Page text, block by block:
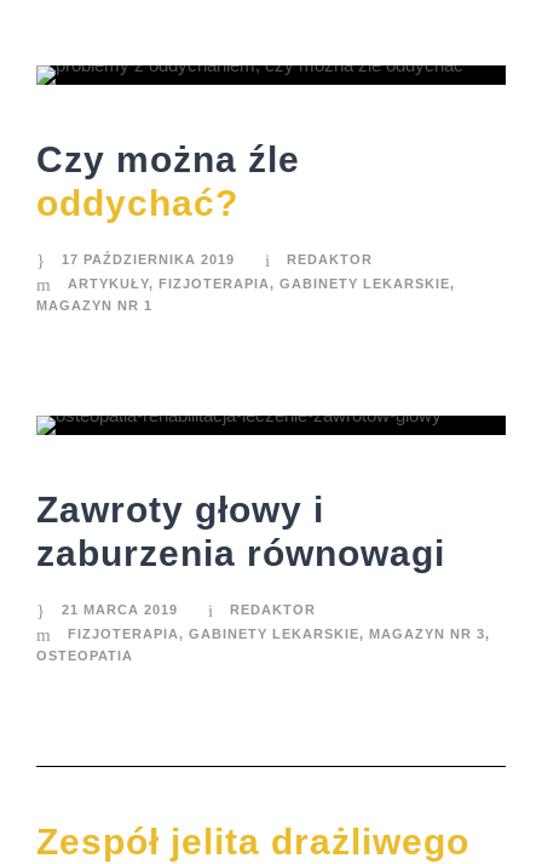
Czy można źle
oddychać?
17 PAŹDZIERNIKA 2019
REDAKTOR
ARTYKUŁY, FIZJOTERAPIA, GABINETY LEKARSKIE,
MAGAZYN NR 1
Zawroty głowy i
zaburzenia równowagi
21 MARCA 2019
REDAKTOR
FIZJOTERAPIA, GABINETY LEKARSKIE, MAGAZYN NR 3,
OSTEOPATIA
Zespół jelita drażliwego